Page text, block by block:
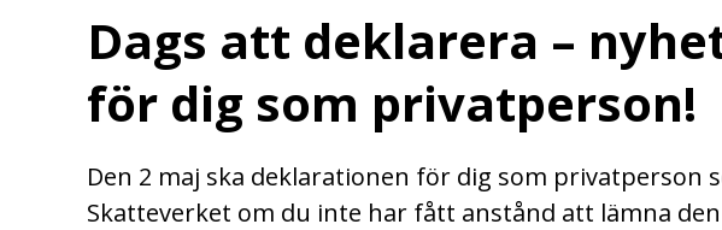
Dags att deklarera –
för dig som privatperson!
Den 2 maj ska deklarationen för dig som privatperson
Skatteverket om du inte har fått anstånd att lämna